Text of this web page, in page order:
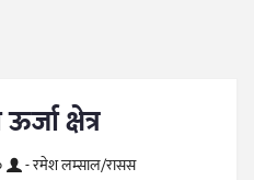
क्षेत्र
- रमेश लम्साल/रासस